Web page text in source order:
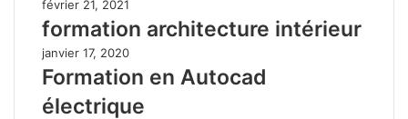
février 21, 2021
formation architecture intérieur
janvier 17, 2020
Formation en Autocad
électrique